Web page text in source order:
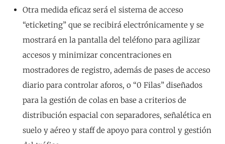
Otra medida eficaz será el sistema de acceso
“eticketing” que se recibirá electrónicamente y se
mostrará en la pantalla del teléfono para agilizar
accesos y minimizar concentraciones en
mostradores de registro, además de pases de acceso
diario para controlar aforos, o “0 Filas” diseñados
para la gestión de colas en base a criterios de
distribución espacial con separadores, señalética en
suelo y aéreo y staff de apoyo para control y gestión